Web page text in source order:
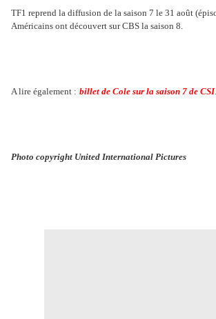
TF1 reprend la diffusion de la saison 7 le 31 août
Américains ont découvert sur CBS la saison 8.
A lire également : billet de Cole sur la saison 7 de CSI.
Photo copyright United International Pictures